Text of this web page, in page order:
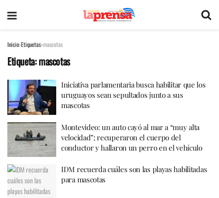
Inicio Etiquetas mascotas
Etiqueta:mascotas
Iniciativa parlamentaria busca habilitar que los
uruguayos sean sepultados junto a sus
mascotas
Montevideo: un auto cayó al mar a “muy alta
velocidad”; recuperaron el cuerpo del
conductor y hallaron un perro en el vehículo
IDM recuerda cuáles son las playas habilitadas
para mascotas